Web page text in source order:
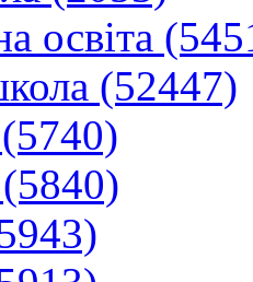
освіта
(52447)